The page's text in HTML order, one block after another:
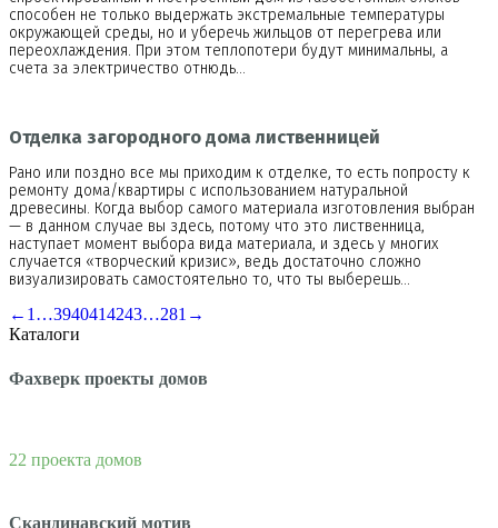
способен не только выдержать экстремальные температуры
окружающей среды, но и уберечь жильцов от перегрева или
переохлаждения. При этом теплопотери будут минимальны, а
счета за электричество отнюдь…
Отделка загородного дома лиственницей
Рано или поздно все мы приходим к отделке, то есть попросту к
ремонту дома/квартиры с использованием натуральной
древесины. Когда выбор самого материала изготовления выбран
— в данном случае вы здесь, потому что это лиственница,
наступает момент выбора вида материала, и здесь у многих
случается «творческий кризис», ведь достаточно сложно
визуализировать самостоятельно то, что ты выберешь…
← 1 …3940414243…281 →
Каталоги
Фахверк проекты домов
22 проекта домов
Скандинавский мотив